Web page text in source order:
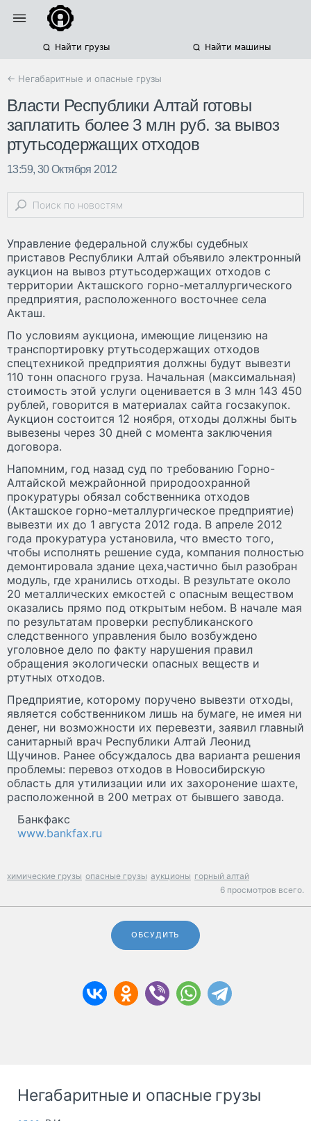
Найти грузы Найти машины
← Негабаритные и опасные грузы
Власти Республики Алтай готовы
заплатить более 3 млн руб. за вывоз
ртутьсодержащих отходов
13:59, 30 Октября 2012
Управление федеральной службы судебных
приставов Республики Алтай объявило электронный
аукцион на вывоз ртутьсодержащих отходов с
территории Акташского горно-металлургического
предприятия, расположенного восточнее села
Акташ.
По условиям аукциона, имеющие лицензию на
транспортировку ртутьсодержащих отходов
спецтехникой предприятия должны будут вывезти
110 тонн опасного груза. Начальная (максимальная)
стоимость этой услуги оценивается в 3 млн 143 450
рублей, говорится в материалах сайта госзакупок.
Аукцион состоится 12 ноября, отходы должны быть
вывезены через 30 дней с момента заключения
договора.
Напомним, год назад суд по требованию Горно-
Алтайской межрайонной природоохранной
прокуратуры обязал собственника отходов
(Акташское горно-металлургическое предприятие)
вывезти их до 1 августа 2012 года. В апреле 2012
года прокуратура установила, что вместо того,
чтобы исполнять решение суда, компания полностью
демонтировала здание цеха,частично был разобран
модуль, где хранились отходы. В результате около
20 металлических емкостей с опасным веществом
оказались прямо под открытым небом. В начале мая
по результатам проверки республиканского
следственного управления было возбуждено
уголовное дело по факту нарушения правил
обращения экологически опасных веществ и
ртутных отходов.
Предприятие, которому поручено вывезти отходы,
является собственником лишь на бумаге, не имея ни
денег, ни возможности их перевезти, заявил главный
санитарный врач Республики Алтай Леонид
Щучинов. Ранее обсуждалось два варианта решения
проблемы: перевоз отходов в Новосибирскую
область для утилизации или их захоронение шахте,
расположенной в 200 метрах от бывшего завода.
Банкфакс
www.bankfax.ru
химические грузы опасные грузы аукционы горный алтай
6 просмотров всего.
ОБСУДИТЬ
Негабаритные и опасные грузы